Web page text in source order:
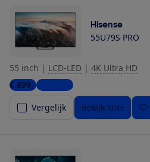
Hisense
55U79S PRO
55 inch | LCD-LED | 4K Ultra HD
€ 899,-4 winkels
Vergelijk
Bekijk snel